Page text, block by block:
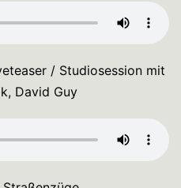
/ Studiosession mit
David Guy